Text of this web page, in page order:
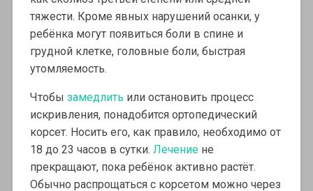
тяжести. Кроме явных нарушений осанки, у
ребёнка могут появиться боли в спине и
грудной клетке, головные боли, быстрая
утомляемость.
Чтобы замедлить или остановить процесс
искривления, понадобится ортопедический
корсет. Носить его, как правило, необходимо от
18 до 23 часов в сутки. Лечение не
прекращают, пока ребёнок активно растёт.
Обычно распрощаться с корсетом можно через